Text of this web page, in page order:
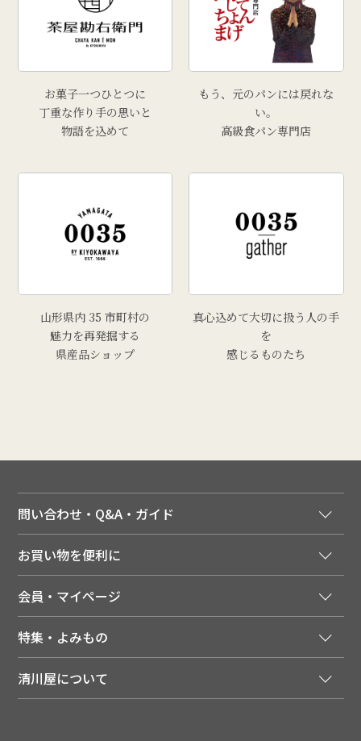
お菓子一つひとつに
丁重な作り手の思いと
物語を込めて
もう、元のパンには戻れな
い。
高級食パン専門店
山形県内 35 市町村の
魅力を再発掘する
県産品ショップ
真心込めて大切に扱う人の手
を
感じるものたち
問い合わせ・Q&A・ガイド
ご利用ガイド
領収書について
送料について
配達日について
返品について
お買い物を便利に
季節のカタログを無料でお届け
店舗・ECポイント共通アプリ
LINEお友だち登録
会員・マイページ
会員特典について
注文履歴
特集・よみもの
メディア掲載商品
清川屋について